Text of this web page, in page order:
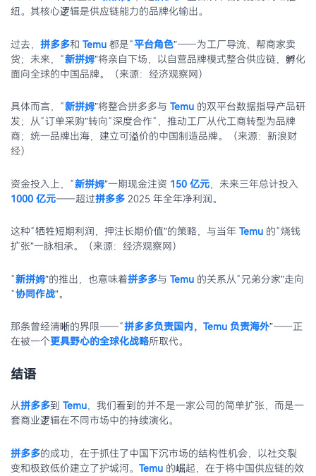
纽。其核心逻辑是供应链能力的品牌化输出。
过去， 拼多多和 Temu 都是“平台角色”——为工厂导流、帮商家卖
货；未来，“新拼姆”将亲自下场，以自营品牌模式整合供应链，孵化
面向全球的中国品牌。（来源：经济观察网）
具体而言，“新拼姆”将整合拼多多与 Temu 的双平台数据指导产品研
发；从“订单采购”转向“深度合作“，推动工厂从代工商转型为品牌
商；统一品牌出海，建立可溢价的中国制造品牌。（来源：新浪财
经）
资金投入上，“新拼姆”一期现金注资 150 亿元 ，未来三年总计投入
1000 亿元——超过拼多多 2025 年全年净利润。
这种“牺牲短期利润，押注长期价值”的策略，与当年 Temu 的“烧钱
扩张”一脉相承。（来源：经济观察网）
“新拼姆”的推出，也意味着拼多多与 Temu 的关系从“兄弟分家”走向
“协同作战”。
那条曾经清晰的界限——“拼多多负责国内，Temu 负责海外”——正
在被一个更具野心的全球化战略所取代。
结语
从拼多多到 Temu ，我们看到的并不是一家公司的简单扩张，而是一
套商业逻辑在不同市场中的持续演化。
拼多多的成功，在于抓住了中国下沉市场的结构性机会，以社交裂
变和极致低价建立了护城河。 Temu 的崛起，在于将中国供应链的效